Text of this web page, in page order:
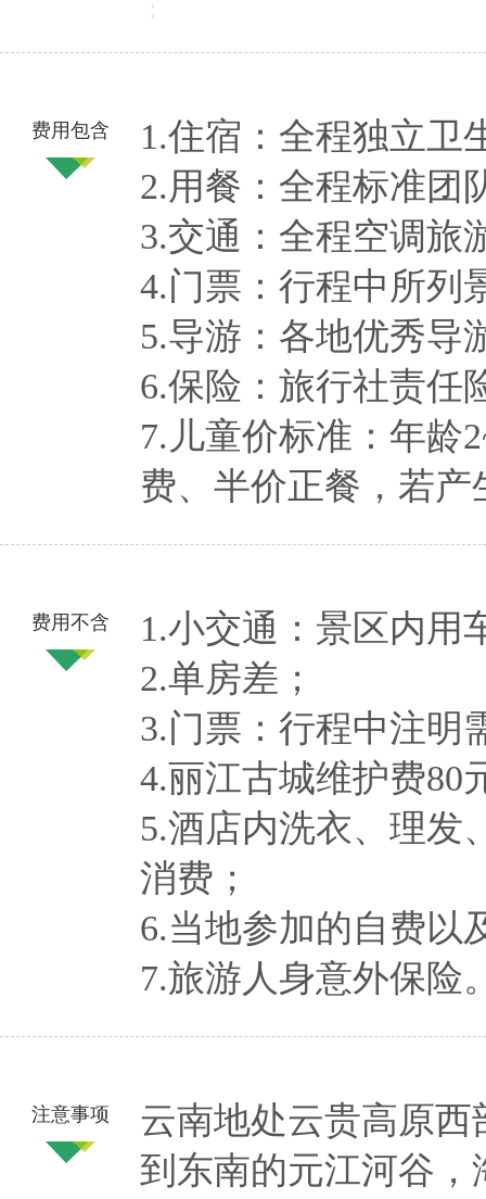
费用包含
1.住宿：全程独立卫
2.用餐：全程标准团
3.交通：全程空调旅
4.门票：行程中所列
5.导游：各地优秀导
6.保险：旅行社责任
7.儿童价标准：年龄
费、半价正餐，若
费用不含
1.小交通：景区内用
2.单房差；
3.门票：行程中注明
4.丽江古城维护费80
5.酒店内洗衣、理发
消费；
6.当地参加的自费以
7.旅游人身意外保险
注意事项
云南地处云贵高原西
到东南的元江河谷，